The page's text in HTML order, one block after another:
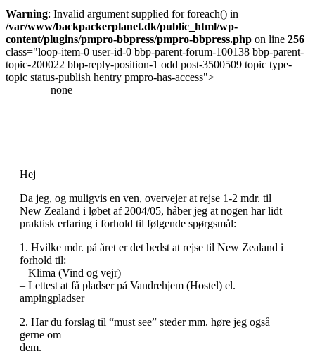
Warning: Invalid argument supplied for foreach() in
/var/www/backpackerplanet.dk/public_html/wp-
content/plugins/pmpro-bbpress/pmpro-bbpress.php on line 256
class="loop-item-0 user-id-0 bbp-parent-forum-100138 bbp-parent-
topic-200022 bbp-reply-position-1 odd post-3500509 topic type-
topic status-publish hentry pmpro-has-access">
none
Hej
Da jeg, og muligvis en ven, overvejer at rejse 1-2 mdr. til
New Zealand i løbet af 2004/05, håber jeg at nogen har lidt
praktisk erfaring i forhold til følgende spørgsmål:
1. Hvilke mdr. på året er det bedst at rejse til New Zealand i
forhold til:
– Klima (Vind og vejr)
– Lettest at få pladser på Vandrehjem (Hostel) el.
ampingpladser
2. Har du forslag til “must see” steder mm. høre jeg også
gerne om
dem.